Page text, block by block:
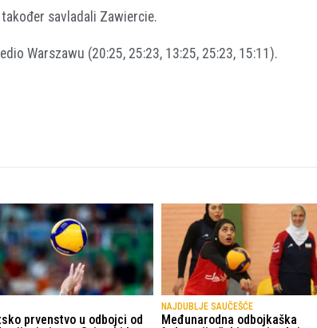
savladali Zawiercie.
Warszawu (20:25, 25:23, 13:25, 25:23, 15:11).
prvenstvo u odbojci od
NAJDUBLJE SAUČEŠĆE
Međunarodna odbojkaška